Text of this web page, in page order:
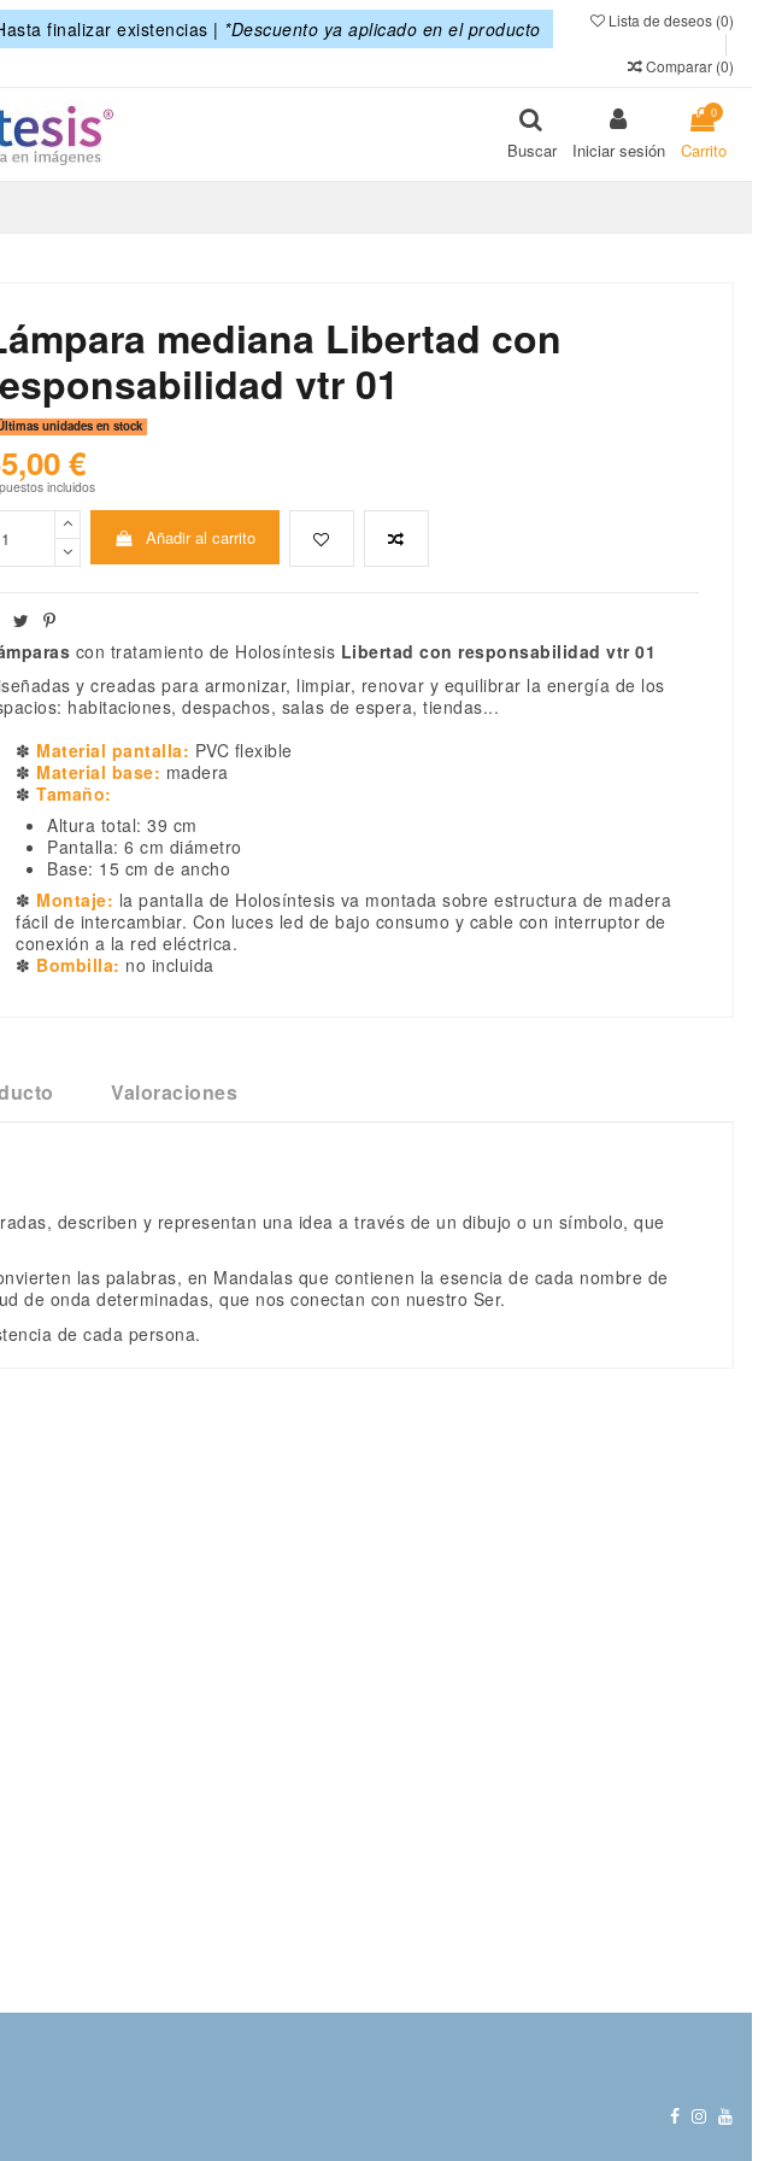
finalizar existencias | *Descuento ya aplicado en el producto Lista de deseos (0)
Comparar (0)
Buscar Iniciar sesión
0
Carrito
mediana Libertad con
vtr 01
unidades en stock
€
incluidos
Añadir al carrito
con tratamiento de Holosíntesis Libertad con responsabilidad vtr 01
y creadas para armonizar, limpiar, renovar y equilibrar la energía de los
habitaciones, despachos, salas de espera, tiendas...
✽ Material pantalla: PVC flexible
✽ Material base: madera
✽ Tamaño:
Altura total: 39 cm
Pantalla: 6 cm diámetro
Base: 15 cm de ancho
✽ Montaje: la pantalla de Holosíntesis va montada sobre estructura de madera
fácil de intercambiar. Con luces led de bajo consumo y cable con interruptor de
conexión a la red eléctrica.
✽ Bombilla: no incluida
Valoraciones
describen y representan una idea a través de un dibujo o un símbolo, que
las palabras, en Mandalas que contienen la esencia de cada nombre de
de onda determinadas, que nos conectan con nuestro Ser.
de cada persona.